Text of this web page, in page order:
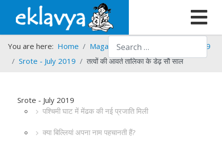
Search
You are here: Home Magazines Srote
Srote - 2019
Srote - July 2019
तत्वों की आवर्त तालिका के डेढ़ सौ साल
Srote - July 2019
पश्चिमी घाट में मेंढक की नई प्रजाति मिली
क्या बिल्लियां अपना नाम पहचानती हैं?